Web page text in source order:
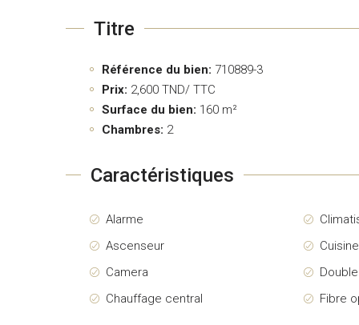
Titre
Référence du bien: 710889-3
Prix: 2,600 TND/ TTC
Surface du bien: 160 m²
Chambres: 2
Caractéristiques
Alarme
Ascenseur
Camera
Chauffage central
Fibre